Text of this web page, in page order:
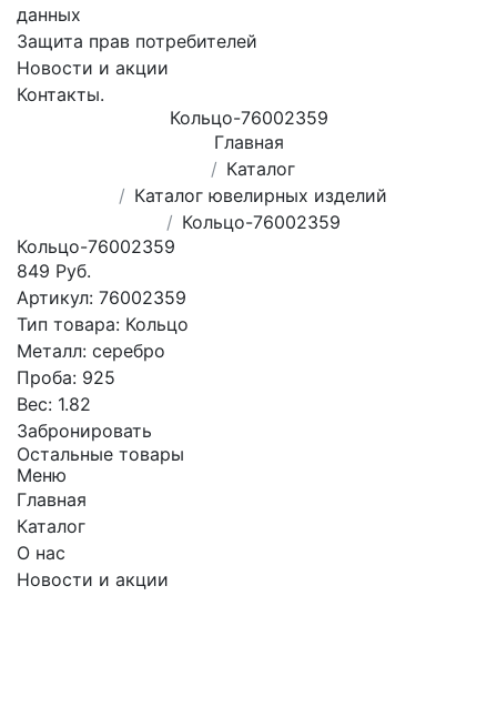
данных
Защита прав потребителей
Новости и акции
Контакты.
Кольцо-76002359
Главная
Каталог
Каталог ювелирных изделий
Кольцо-76002359
Кольцо-76002359
849 Руб.
Артикул: 76002359
Тип товара: Кольцо
Металл: серебро
Проба: 925
Вес: 1.82
Забронировать
Остальные товары
Меню
Главная
Каталог
О нас
Новости и акции